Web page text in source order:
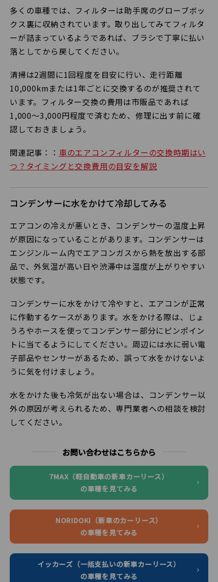
多くの車種では、フィルターは助手席のグローブボッ
クス裏に収納されています。取り出してみてフィルタ
ーが詰まっているようであれば、ブラシで丁寧に払い
落としてから戻してください。
清掃は2週間に1回程度を目安に行い、走行距離
10,000kmまたは1年ごとに交換するのが推奨されて
います。フィルター交換の費用は市販品であれば
1,000〜3,000円程度で済むため、修理に出す前に確
認しておきましょう。
関連記事：： 車のエアコンフィルターの交換時期はい
つ？タイミングと交換費用の目安を解説
コンデンサーに水をかけて冷却してみる
エアコンの冷えが悪いとき、コンデンサーの温度上昇
が原因になっていることがあります。コンデンサーは
エンジンルーム内でエアコンガスから熱を放出する部
品で、外気温が高い日や渋滞中は温度が上がりやすい
状態です。
コンデンサーに水をかけて冷やすと、エアコンが正常
に作動するケースがあります。水をかける際は、じょ
うろやホースを使ってコンデンサー部分にピンポイン
トに当てるようにしてください。周辺には水に弱い電
子部品やセンサーがあるため、誤って水をかけないよ
うに気を付けましょう。
水をかけた後も冷気が出ない場合は、コンデンサー以
外の原因が考えられるため、専門業者への相談を検討
してください。
お問い合わせはこちらから
7MAX（軽自動車の新車カーリース）
の車種を見てみる
NORIDOKI（新車のカーリース）
の車種を見てみる
イッカーズ（一括支払いの新車カーリース）
の車種を見てみる